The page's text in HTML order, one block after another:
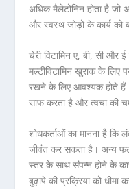
अधिक मैलेटोनिन होता है जो
और स्वस्थ जोड़ो के कार्य को
चेरी विटामिन ए, बी, सी और
मल्टीविटामिन खुराक के लिए
रखने के लिए आवश्यक होते हैं।
साफ करता है और त्वचा की
शोधकर्ताओं का मानना है
जीवंत कर सकता है। अन्य
स्तर के साथ संपन्न होने के
बुढ़ापे की प्रक्रिया को धीमा